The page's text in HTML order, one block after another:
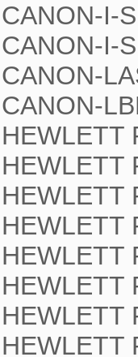
CANON-I-
CANON-I-
CANON-
CANON-
HEWLETT
HEWLETT
HEWLETT
HEWLETT
HEWLETT
HEWLETT
HEWLETT
HEWLETT